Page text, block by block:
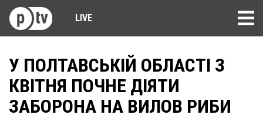
LIVE
У ПОЛТАВСЬКІЙ ОБЛАСТІ З
КВІТНЯ ПОЧНЕ ДІЯТИ
ЗАБОРОНА НА ВИЛОВ РИБИ